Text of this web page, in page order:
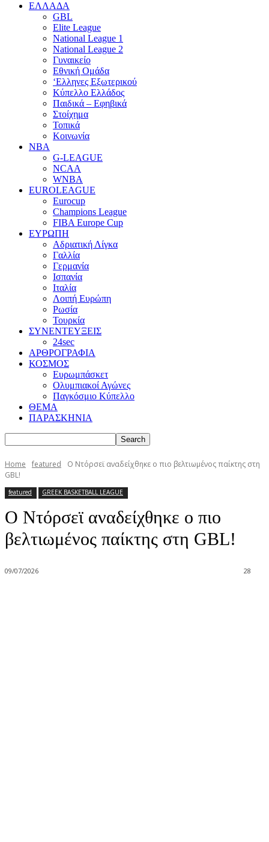
EΛΛΑΔΑ
GBL
Elite League
National League 1
National League 2
Γυναικείο
Εθνική Ομάδα
‘Ελληνες Εξωτερικού
Κύπελλο Ελλάδος
Παιδικά – Εφηβικά
Στοίχημα
Τοπικά
Κοινωνία
NBA
G-LEAGUE
NCAA
WNBA
ΕUROLEAGUE
Eurocup
Champions League
FIBA Europe Cup
ΕΥΡΩΠΗ
Αδριατική Λίγκα
Γαλλία
Γερμανία
Ισπανία
Ιταλία
Λοιπή Ευρώπη
Ρωσία
Τουρκία
ΣΥΝΕΝΤΕΥΞΕΙΣ
24sec
ΑΡΘΡΟΓΡΑΦΙΑ
ΚΟΣΜΟΣ
Ευρωμπάσκετ
Ολυμπιακοί Αγώνες
Παγκόσμιο Κύπελλο
ΘΕΜΑ
ΠΑΡΑΣΚΗΝΙΑ
Home featured
Ο Ντόρσεϊ αναδείχθηκε ο πιο βελτιωμένος παίκτης στη
GBL!
featured GREEK BASKETBALL LEAGUE
Ο Ντόρσεϊ αναδείχθηκε ο πιο
βελτιωμένος παίκτης στη GBL!
09/07/2026 28